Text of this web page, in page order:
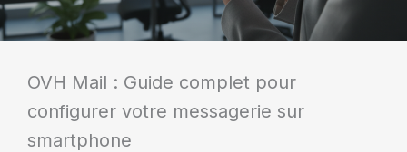
OVH Mail : Guide complet pour
configurer votre messagerie sur
smartphone